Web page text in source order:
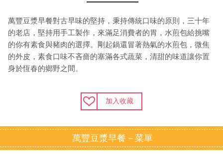
萬豐豆漿早餐對古早味的堅持，秉持傳統口味的原則，三十年
的老店，堅持用手工製作，來滿足消費者的胃，水煎包給挑嘴
的你有素食與豬肉的選擇。剛起鍋還冒著熱氣的水煎包，微焦
的外皮，素食口味不吝嗇的塞滿各式蔬菜，清甜的味道讓你置
身於恆春的鄉野之間。
加入收藏
萬豐豆漿早餐－菜單